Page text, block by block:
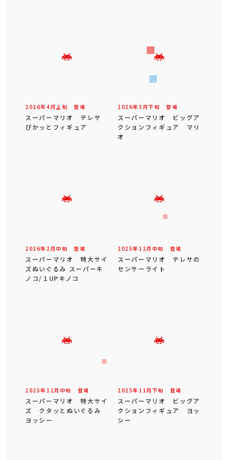
2026年4 月 上旬 登場
スーパーマリオ テレサ
ぴかっとフィギュア
2026年3 月下旬 登場
スーパーマリオ ビッグア
クションフィギュア マリ
オ
2026年 2 月中旬 登場
スーパーマリオ 特大サイ
ズぬいぐるみ スーパーキ
ノコ/１UPキノコ
2025年 12 月 中旬 登場
スーパーマリオ テレサの
センサーライト
2025年 12 月 中旬 登場
スーパーマリオ 特大サイ
ズ クタッとぬいぐるみ
ヨッシー
2025年 11 月 下旬 登場
スーパーマリオ ビッグア
クションフィギュア ヨッ
シー